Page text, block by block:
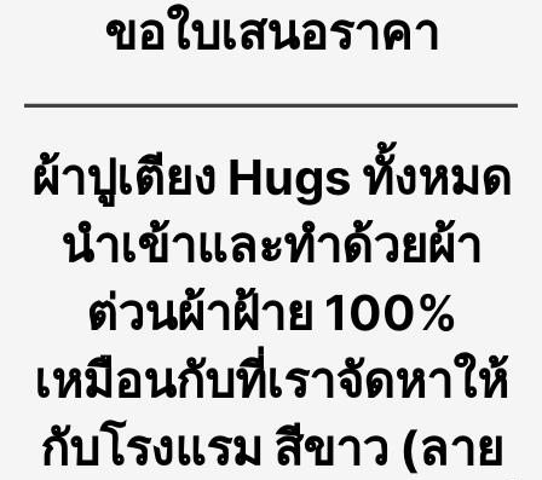
ขอใบเสนอราคา
ผ้าปูเตียง Hugs ทั้งหมด
นำเข้าและทำด้วยผ้า
ต่วนผ้าฝ้าย 100%
เหมือนกับที่เราจัดหาให้
กับโรงแรม สีขาว (ลาย